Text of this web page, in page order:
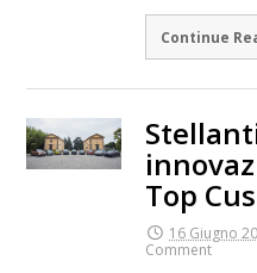
Continue
Top
16 Giugno
Comment